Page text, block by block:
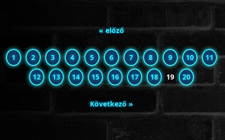
« előző
1 2 3 4 5 6 7 8 9 10 11
12 13 14 15 16 17 18 19 20
Következő »